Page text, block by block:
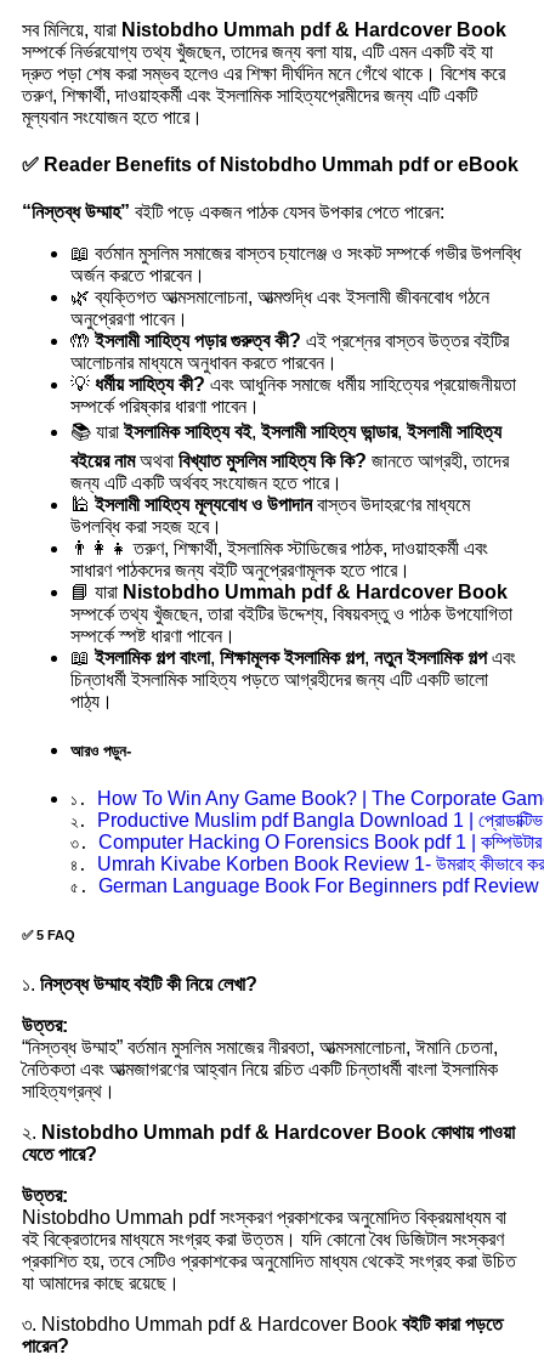
সব মিলিয়ে, যারা Nistobdho Ummah pdf & Hardcover Book
সম্পর্কে নির্ভরযোগ্য তথ্য খুঁজছেন, তাদের জন্য বলা যায়, এটি এমন একটি বই যা
দ্রুত পড়া শেষ করা সম্ভব হলেও এর শিক্ষা দীর্ঘদিন মনে গেঁথে থাকে। বিশেষ করে
তরুণ, শিক্ষার্থী, দাওয়াহকর্মী এবং ইসলামিক সাহিত্যপ্রেমীদের জন্য এটি একটি
মূল্যবান সংযোজন হতে পারে।
✅ Reader Benefits of Nistobdho Ummah pdf or eBook
“নিস্তব্ধ উম্মাহ” বইটি পড়ে একজন পাঠক যেসব উপকার পেতে পারেন:
📖 বর্তমান মুসলিম সমাজের বাস্তব চ্যালেঞ্জ ও সংকট সম্পর্কে গভীর উপলব্ধি
অর্জন করতে পারবেন।
🌿 ব্যক্তিগত আত্মসমালোচনা, আত্মশুদ্ধি এবং ইসলামী জীবনবোধ গঠনে
অনুপ্রেরণা পাবেন।
🤲ইসলামী সাহিত্য পড়ার গুরুত্ব কী? এই প্রশ্নের বাস্তব উত্তর বইটির
আলোচনার মাধ্যমে অনুধাবন করতে পারবেন।
💡 ধর্মীয় সাহিত্য কী? এবং আধুনিক সমাজে ধর্মীয় সাহিত্যের প্রয়োজনীয়তা
সম্পর্কে পরিষ্কার ধারণা পাবেন।
📚 যারাইসলামিক সাহিত্য বই,ইসলামী সাহিত্য ভান্ডার,ইসলামী সাহিত্য
বইয়ের নামঅথবা বিখ্যাত মুসলিম সাহিত্য কি কি? জানতে আগ্রহী, তাদের
জন্য এটি একটি অর্থবহ সংযোজন হতে পারে।
🕌ইসলামী সাহিত্য মূল্যবোধ ও উপাদানবাস্তব উদাহরণের মাধ্যমে
উপলব্ধি করা সহজ হবে।
👨‍👩‍👧 তরুণ, শিক্ষার্থী, ইসলামিক স্টাডিজের পাঠক, দাওয়াহকর্মী এবং
সাধারণ পাঠকদের জন্য বইটি অনুপ্রেরণামূলক হতে পারে।
📘 যারা Nistobdho Ummah pdf & Hardcover Book
সম্পর্কে তথ্য খুঁজছেন, তারা বইটির উদ্দেশ্য, বিষয়বস্তু ও পাঠক উপযোগিতা
সম্পর্কে স্পষ্ট ধারণা পাবেন।
📖ইসলামিক গল্প বাংলা, শিক্ষামূলক ইসলামিক গল্প, নতুন ইসলামিক গল্পএবং
চিন্তাধর্মী ইসলামিক সাহিত্য পড়তে আগ্রহীদের জন্য এটি একটি ভালো
পাঠ্য।
আরও পড়ুন-
১. How To Win Any Game Book? | The Corporate
২. Productive Muslim pdf Bangla Download 1 | প্রোডাক্টিভ
৩. Computer Hacking O Forensics Book pdf 1 | কম্পিউটার
৪. Umrah Kivabe Korben Book Review 1- উমরাহ কীভাবে
৫. German Language Book For Beginners pdf Review 1 |
✅ 5 FAQ
১. নিস্তব্ধ উম্মাহ বইটি কী নিয়ে লেখা?
উত্তর:
“নিস্তব্ধ উম্মাহ” বর্তমান মুসলিম সমাজের নীরবতা, আত্মসমালোচনা, ঈমানি চেতনা,
নৈতিকতা এবং আত্মজাগরণের আহ্বান নিয়ে রচিত একটি চিন্তাধর্মী বাংলা ইসলামিক
সাহিত্যগ্রন্থ।
২. Nistobdho Ummah pdf & Hardcover Book কোথায় পাওয়া
যেতে পারে?
উত্তর:
Nistobdho Ummah pdf সংস্করণ প্রকাশকের অনুমোদিত বিক্রয়মাধ্যম বা
বই বিক্রেতাদের মাধ্যমে সংগ্রহ করা উত্তম। যদি কোনো বৈধ ডিজিটাল সংস্করণ
প্রকাশিত হয়, তবে সেটিও প্রকাশকের অনুমোদিত মাধ্যম থেকেই সংগ্রহ করা উচিত
যা আমাদের কাছে রয়েছে।
৩. Nistobdho Ummah pdf & Hardcover Book বইটি কারা পড়তে
পারেন?